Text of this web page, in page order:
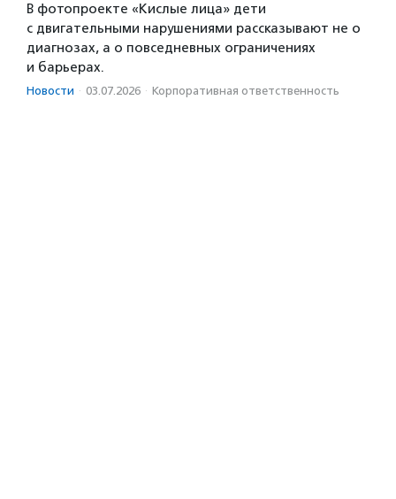
В фотопроекте «Кислые лица» дети
с двигательными нарушениями рассказывают не о
диагнозах, а о повседневных ограничениях
и барьерах.
Новости · 03.07.2026 · Корпоративная ответственность